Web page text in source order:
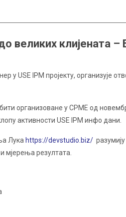
великих клијената –
у USE IPM пројекту, oрганизује
организоване у CPME oд
активности USE IPM инфо дани.
Лука https://devstudio.biz/ разумију
мјерења резултата.